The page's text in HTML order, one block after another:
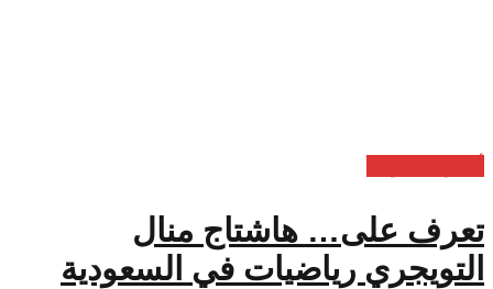
تعرف على… هاشتاج منال
التويجري رياضيات في السعودية